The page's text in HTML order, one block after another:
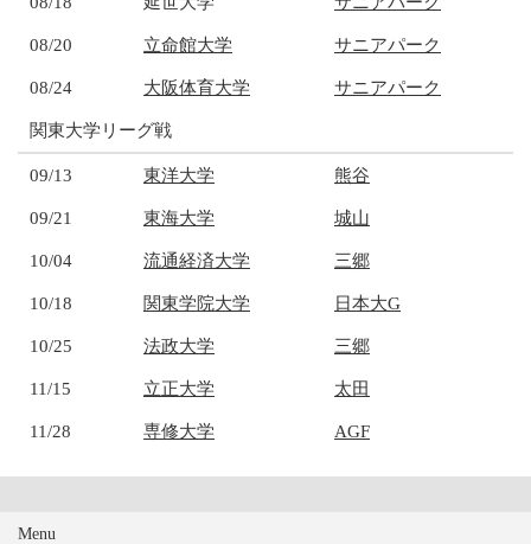
08/20 立命館大学 サニアパーク
08/24 大阪体育大学 サニアパーク
関東大学リーグ戦
09/13 東洋大学 熊谷
09/21 東海大学 城山
10/04 流通経済大学 三郷
10/18 関東学院大学 日本大G
10/25 法政大学 三郷
11/15 立正大学 太田
11/28 専修大学 AGF
Menu